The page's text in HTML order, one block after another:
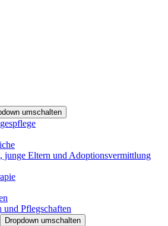
umschalten
junge Eltern und Adoptionsvermittlung
und Pflegschaften
Dropdown umschalten